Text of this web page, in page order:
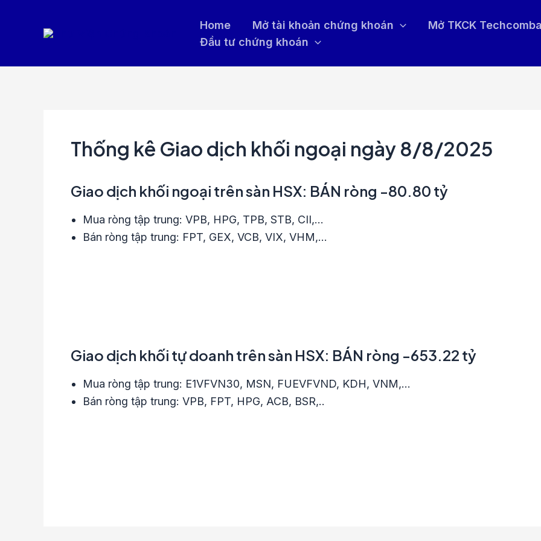
Home Mở tài khoản chứng khoán
Mở TKCK
Đầu tư chứng khoán
Thống kê Giao dịch khối ngoại ngày 8/8/2025
Giao dịch khối ngoại trên sàn HSX: BÁN ròng -80.80 tỷ
Mua ròng tập trung: VPB, HPG, TPB, STB, CII,…
Bán ròng tập trung: FPT, GEX, VCB, VIX, VHM,…
Giao dịch khối tự doanh trên sàn HSX: BÁN ròng -653.22 tỷ
Mua ròng tập trung: E1VFVN30, MSN, FUEVFVND, KDH, VNM,…
Bán ròng tập trung: VPB, FPT, HPG, ACB, BSR,..